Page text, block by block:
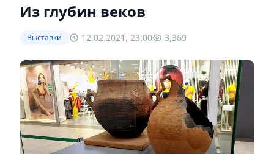
Из глубин веков
Выставки 12.02.2021, 23:00 3,369